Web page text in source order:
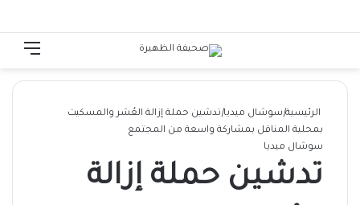
تسجيل الدخول
الرئيسية|سوشال ميديا|تدشين حملة إزالة العُشر والمسكيت
بمحلية المناقل بمشاركة واسعة من المجتمع
سوشال ميديا
تدشين حملة إزالة